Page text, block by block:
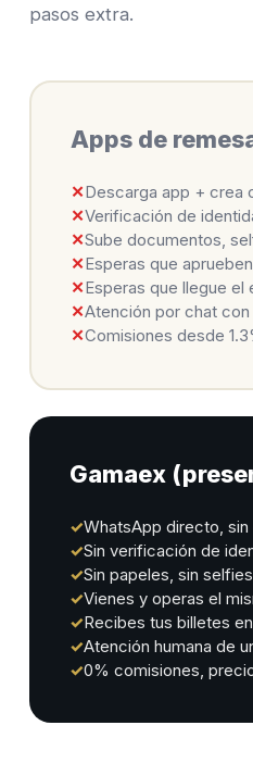
pasos extra.
Apps de
✕ Descarga app + crea
✕Verificación de
✕Sube documentos,
✕ Esperas que
✕ Esperas que llegue el
✕Atención por chat
✕Comisiones desde
Gamaex
✓WhatsApp directo,
✓Sin verificación de
✓Sin papeles, sin selfies
✓Vienes y operas el
✓Recibes tus billetes
✓Atención humana de
✓0% comisiones,